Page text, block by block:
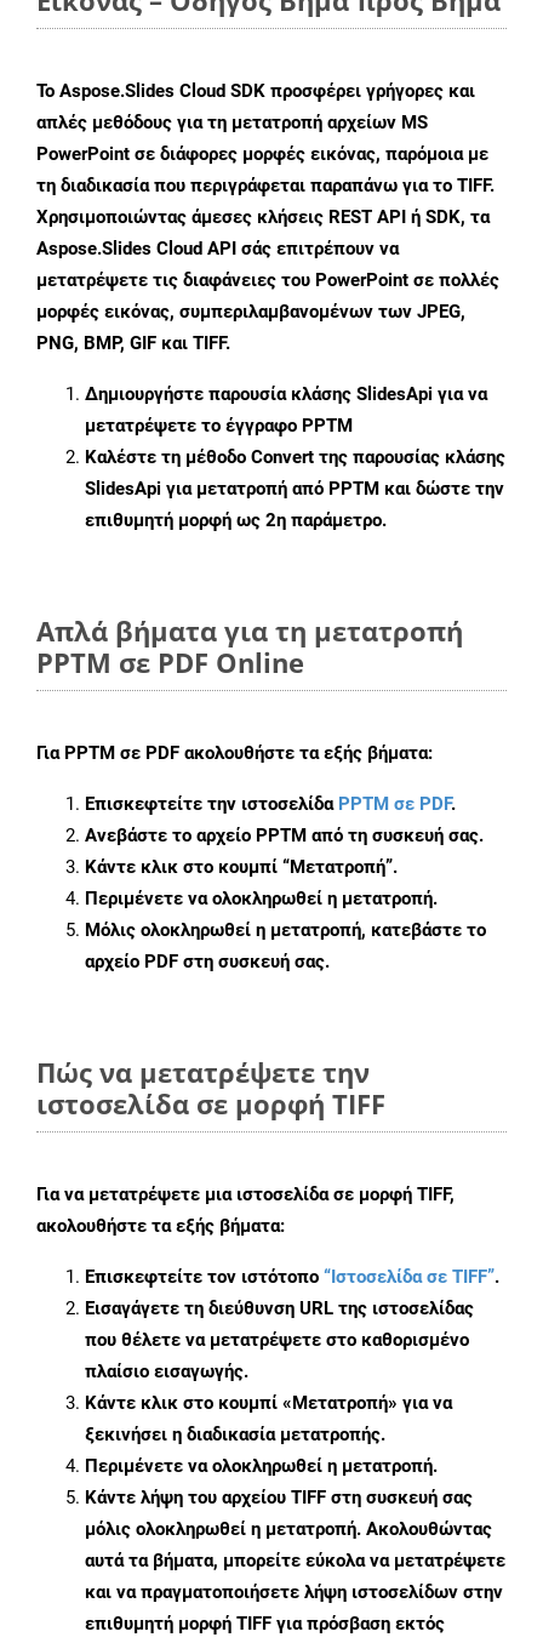
Το Aspose.Slides Cloud SDK προσφέρει γρήγορες και
απλές μεθόδους για τη μετατροπή αρχείων MS
PowerPoint σε διάφορες μορφές εικόνας, παρόμοια με
τη διαδικασία που περιγράφεται παραπάνω για το TIFF.
Χρησιμοποιώντας άμεσες κλήσεις REST API ή SDK, τα
Aspose.Slides Cloud API σάς επιτρέπουν να
μετατρέψετε τις διαφάνειες του PowerPoint σε πολλές
μορφές εικόνας, συμπεριλαμβανομένων των JPEG,
PNG, BMP, GIF και TIFF.
Δημιουργήστε παρουσία κλάσης SlidesApi για να
μετατρέψετε το έγγραφο PPTM
Καλέστε τη μέθοδο Convert της παρουσίας κλάσης
SlidesApi για μετατροπή από PPTM και δώστε την
επιθυμητή μορφή ως 2η παράμετρο.
Απλά βήματα για τη μετατροπή
PPTM σε PDF Online
Για PPTM σε PDF ακολουθήστε τα εξής βήματα:
Επισκεφτείτε την ιστοσελίδα PPTM σε PDF.
Ανεβάστε το αρχείο PPTM από τη συσκευή σας.
Κάντε κλικ στο κουμπί “Μετατροπή”.
Περιμένετε να ολοκληρωθεί η μετατροπή.
Μόλις ολοκληρωθεί η μετατροπή, κατεβάστε το
αρχείο PDF στη συσκευή σας.
Πώς να μετατρέψετε την
ιστοσελίδα σε μορφή TIFF
Για να μετατρέψετε μια ιστοσελίδα σε μορφή TIFF,
ακολουθήστε τα εξής βήματα:
Επισκεφτείτε τον ιστότοπο “Ιστοσελίδα σε TIFF”.
Εισαγάγετε τη διεύθυνση URL της ιστοσελίδας
που θέλετε να μετατρέψετε στο καθορισμένο
πλαίσιο εισαγωγής.
Κάντε κλικ στο κουμπί «Μετατροπή» για να
ξεκινήσει η διαδικασία μετατροπής.
Περιμένετε να ολοκληρωθεί η μετατροπή.
Κάντε λήψη του αρχείου TIFF στη συσκευή σας
μόλις ολοκληρωθεί η μετατροπή. Ακολουθώντας
αυτά τα βήματα, μπορείτε εύκολα να μετατρέψετε
και να πραγματοποιήσετε λήψη ιστοσελίδων στην
επιθυμητή μορφή TIFF για πρόσβαση εκτός